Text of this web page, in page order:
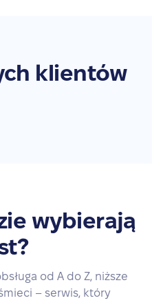
klientów
wybierają
od A do Z, niższe
– serwis, który